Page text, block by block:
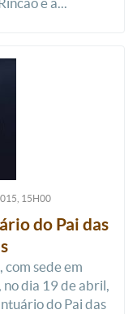
15H00
do Pai das
sede em
no dia 19 de abril,
do Pai das